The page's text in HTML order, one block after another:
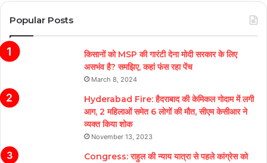
Popular Posts
किसानों को MSP की गारंटी देना मोदी सरकार के लिए
असभंव है? समझिए, कहां फंस रहा पेंच
March 8, 2024
Hyderabad Fire: हैदराबाद की केमिकल गोदाम में लगी
आग, 2 महिलाओं समेत 6 लोगों की मौत, सीएम केसीआर ने
व्यक्त किया शोक
November 13, 2023
Congress: राहुल की न्याय यात्रा से पहले कांग्रेस को